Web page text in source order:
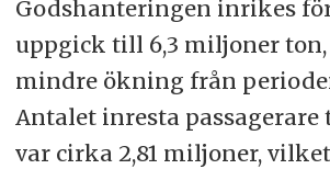
Godshanteringen inrikes
uppgick till 6,3 miljoner
mindre ökning från
Antalet inresta passagerare
var cirka 2,81 miljoner,